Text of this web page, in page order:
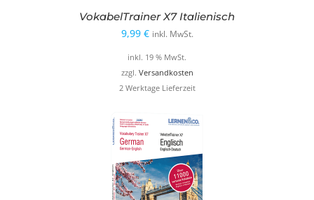
VokabelTrainer X7 Italienisch
9,99 € inkl. MwSt.
inkl. 19 % MwSt.
zzgl. Versandkosten
2 Werktage Lieferzeit